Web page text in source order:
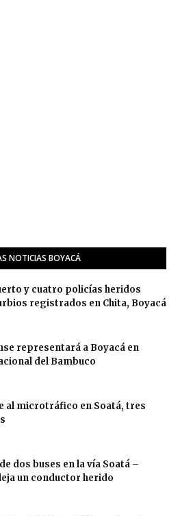
NOTICIAS BOYACÁ
y cuatro policías heridos
registrados en Chita, Boyacá
representará a Boyacá en
del Bambuco
al microtráfico en Soatá, tres
dos buses en la vía Soatá –
un conductor herido